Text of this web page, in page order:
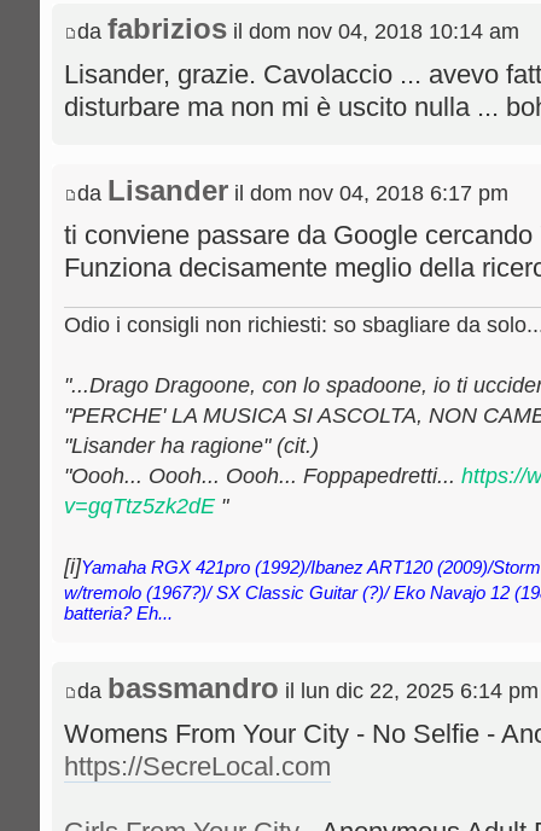
da fabrizios il dom nov 04, 2018 10:14 am
Lisander, grazie. Cavolaccio ... avevo
disturbare ma non mi è uscito nulla ...
da Lisander il dom nov 04, 2018 6:17 pm
ti conviene passare da Google
Funziona decisamente meglio della
Odio i consigli non richiesti: so sbagliare da
"...Drago Dragoone, con lo spadoone, io ti
"PERCHE' LA MUSICA SI ASCOLTA, NON
"Lisander ha ragione" (cit.)
"Oooh... Oooh... Oooh... Foppapedretti... https://
v=gqTtz5zk2dE "
[i]Yamaha RGX 421pro (1992)/Ibanez ART120 (2009)/
w/tremolo (1967?)/ SX Classic Guitar (?)/ Eko Navajo 12
batteria? Eh...
da bassmandro il lun dic 22, 2025 6:14 pm
Womens From Your City - No Selfie -
https://SecreLocal.com